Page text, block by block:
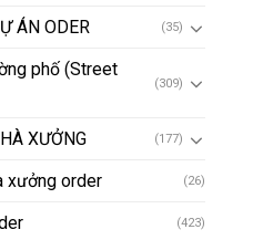
ÁN ODER (35)
phố (Street
(309)
XƯỞNG (177)
xưởng order (26)
(423)